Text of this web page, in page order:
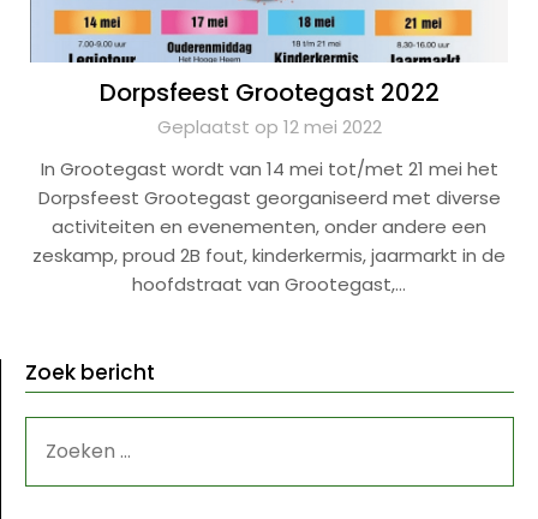
Dorpsfeest Grootegast 2022
Geplaatst op 12 mei 2022
In Grootegast wordt van 14 mei tot/met 21 mei het
Dorpsfeest Grootegast georganiseerd met diverse
activiteiten en evenementen, onder andere een
zeskamp, proud 2B fout, kinderkermis, jaarmarkt in de
hoofdstraat van Grootegast,…
Zoek bericht
NAAR: